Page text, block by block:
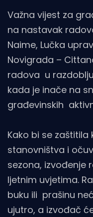
Važna vijest za
na nastavak
Naime, Lučka
Novigrada –
radova u razdoblju
kada je inače na
građevinskih
Kako bi se
stanovništva i
sezona, izvođenje
ljetnim uvjetima.
buku ili prašinu
ujutro, a izvođač